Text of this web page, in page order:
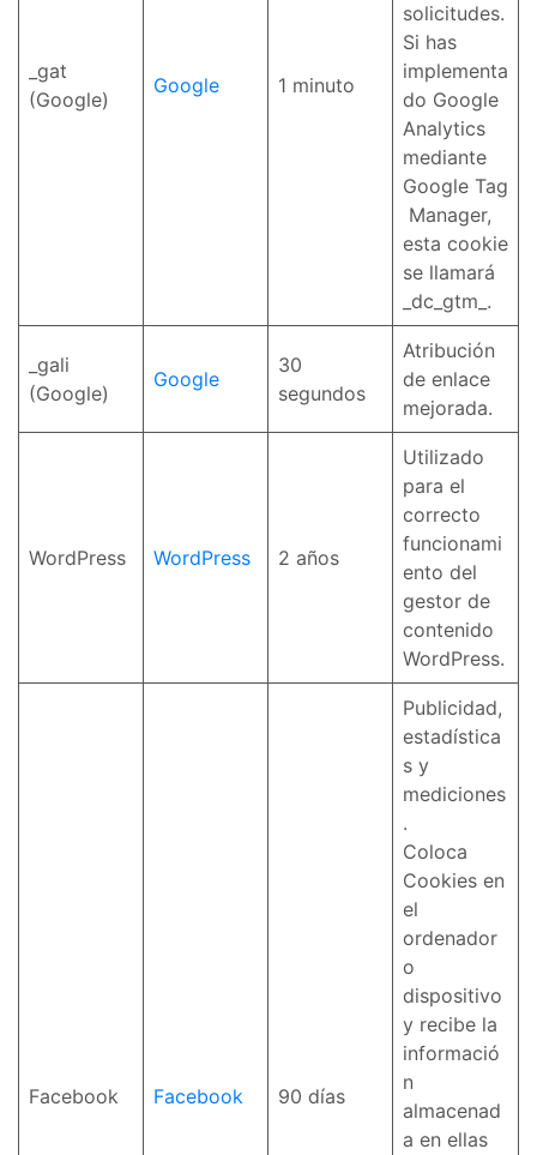
_gat
(Google)
Google 1 minuto
solicitudes.
Si has
implementa
do Google
Analytics
mediante
Google Tag
Manager,
esta cookie
se llamará
_dc_gtm_ .
_gali
(Google)
Google
30
segundos
Atribución
de enlace
mejorada.
WordPress WordPress 2 años
Utilizado
para el
correcto
funcionami
ento del
gestor de
contenido
WordPress.
Facebook Facebook 90 días
Publicidad,
estadística
s y
mediciones
.
Coloca
Cookies en
el
ordenador
o
dispositivo
y recibe la
informació
n
almacenad
a en ellas